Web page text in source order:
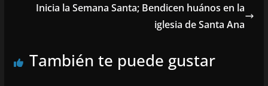
Inicia la Semana Santa; Bendicen huános en la
iglesia de Santa Ana
También te puede gustar